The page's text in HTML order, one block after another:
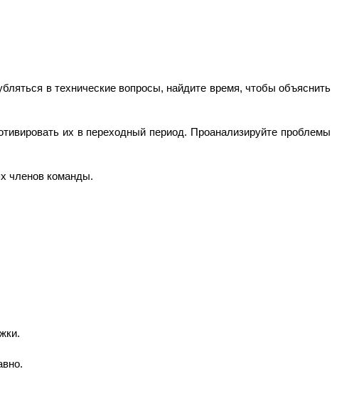
в технические вопросы, найдите время, чтобы объяснить
их в переходный период. Проанализируйте проблемы
членов команды.